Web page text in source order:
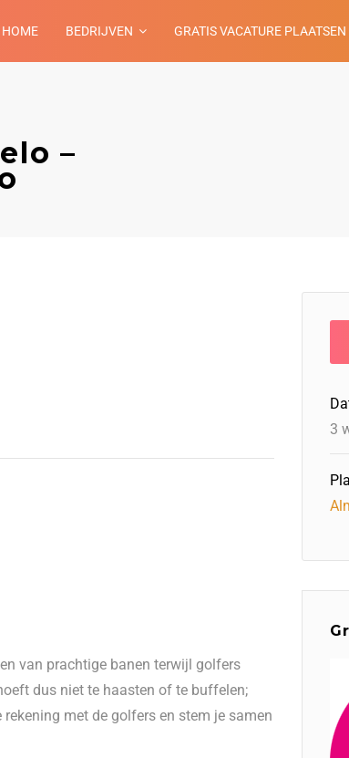
HOME BEDRIJVEN GRATIS VACATURE PLAATSEN
–
van prachtige banen terwijl golfers
dus niet te haasten of te buffelen;
met de golfers en stem je samen
3